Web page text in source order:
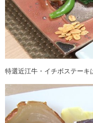
特選近江牛・イチボステーキ